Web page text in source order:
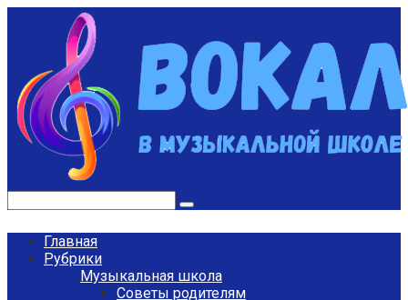
контенту
Главная
Рубрики
Музыкальная школа
Советы родителям